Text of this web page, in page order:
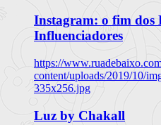
Instagram: o fim dos
Influenciadores
https://
content/uploads/2019/10/
335x256.jpg
Luz by Chakall